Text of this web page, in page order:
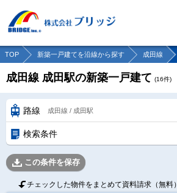
TOP 新築一戸建てを沿線から探す 成田線
成田線 成田駅の新築一戸建て (16件)
路線 成田線 / 成田駅
検索条件
この条件を保存
チェックした物件をまとめて資料請求（無料）